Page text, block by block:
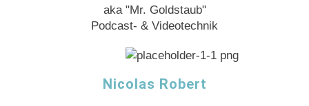
aka "Mr. Goldstaub"
Podcast- & Videotechnik
Nicolas Robert